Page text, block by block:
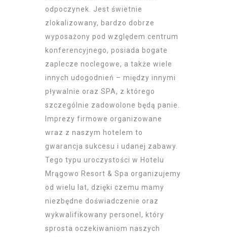
odpoczynek. Jest świetnie
zlokalizowany, bardzo dobrze
wyposażony pod względem centrum
konferencyjnego, posiada bogate
zaplecze noclegowe, a także wiele
innych udogodnień – między innymi
pływalnie oraz SPA, z którego
szczególnie zadowolone będą panie.
Imprezy firmowe organizowane
wraz z naszym hotelem to
gwarancja sukcesu i udanej zabawy.
Tego typu uroczystości w Hotelu
Mrągowo Resort & Spa organizujemy
od wielu lat, dzięki czemu mamy
niezbędne doświadczenie oraz
wykwalifikowany personel, który
sprosta oczekiwaniom naszych